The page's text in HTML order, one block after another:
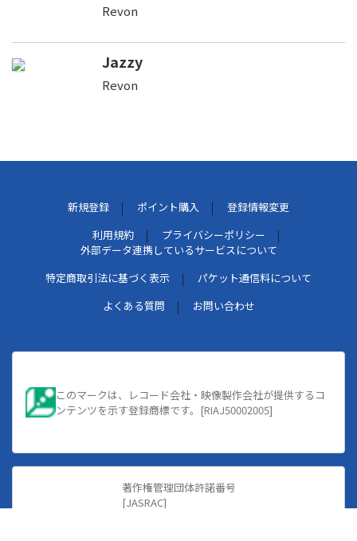
Revon
Jazzy
Revon
新規登録 ポイント購入
登録情報変更
利用規約
プライバシーポリシー
外部データ連携しているサービスについて
特定商取引法に基づく表示
パケット通信料について
よくある質問
お問い合わせ
このマークは、レコード会社・映像製作会社が提供するコ
ンテンツを示す登録商標です。[RIAJ50002005]
著作権管理団体許諾番号
[JASRAC]